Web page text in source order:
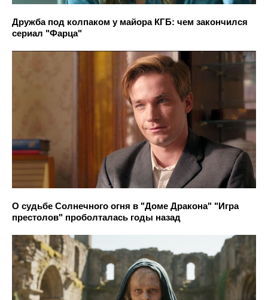
Дружба под колпаком у майора КГБ: чем закончился
сериал "Фарца"
О судьбе Солнечного огня в "Доме Дракона" "Игра
престолов" проболталась годы назад